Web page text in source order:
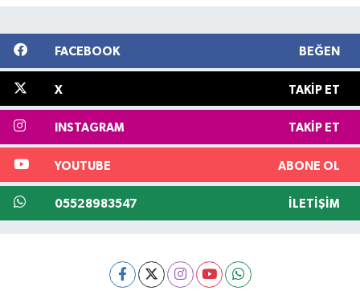
FACEBOOK BEĞEN
X TAKIP ET
INSTAGRAM TAKIP ET
YOUTUBE ABONE OL
05528983547 İLETIŞIM